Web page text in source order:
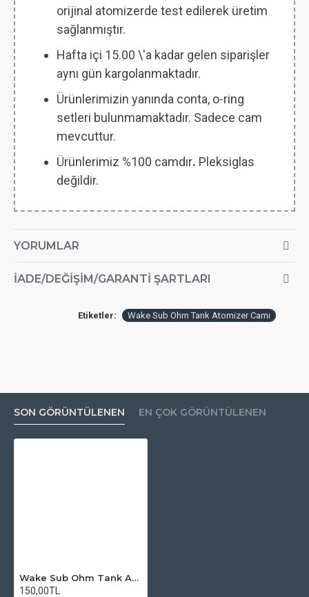
orijinal atomizerde test edilerek üretim
sağlanmıştır.
Hafta içi 15.00 \'a kadar gelen siparişler
aynı gün kargolanmaktadır.
Ürünlerimizin yanında conta, o-ring
setleri bulunmamaktadır. Sadece cam
mevcuttur.
Ürünlerimiz %100 camdır. Pleksiglas
değildir.
YORUMLAR
İADE/DEĞIŞIM/GARANTI ŞARTLARI
Etiketler: Wake Sub Ohm Tank Atomizer Camı
SON GÖRÜNTÜLENEN EN ÇOK GÖRÜNTÜLENEN
Wake Sub Ohm Tank Atomizer Camı
150,00TL